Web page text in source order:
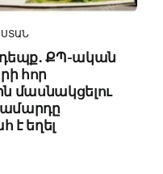
ՔՊ-ական
հոր
մասնակցելու
է եղել